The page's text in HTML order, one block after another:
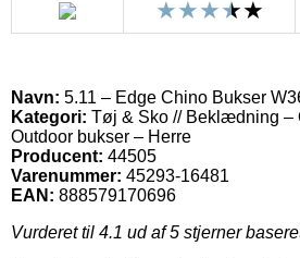
Navn: 5.11 – Edge Chino Bukser
Kategori: Tøj & Sko // Beklædning –
Outdoor bukser – Herre
Producent: 44505
Varenummer: 45293-16481
EAN: 888579170696
Vurderet til 4.1 ud af 5 stjerner